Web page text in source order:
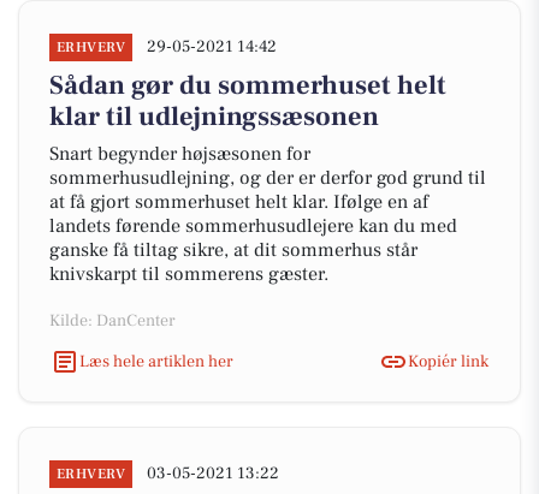
ERHVERV 29-05-2021 14:42
Sådan gør du sommerhuset helt
klar til udlejningssæsonen
Snart begynder højsæsonen for
sommerhusudlejning, og der er derfor god grund til
at få gjort sommerhuset helt klar. Ifølge en af
landets førende sommerhusudlejere kan du med
ganske få tiltag sikre, at dit sommerhus står
knivskarpt til sommerens gæster.
Kilde: DanCenter
Læs hele artiklen her
Kopiér link
ERHVERV 03-05-2021 13:22